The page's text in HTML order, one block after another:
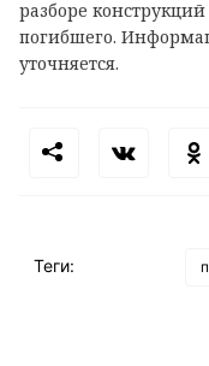
разборе
погибшего.
уточняется.
Теги: